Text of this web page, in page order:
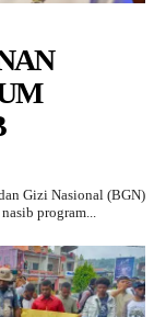
Gizi Nasional (BGN)
program...